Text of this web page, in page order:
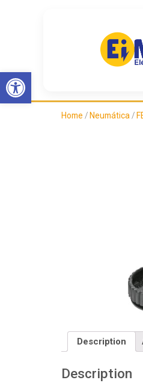
Abrir barra de
Home / Neumática /
Description
Description